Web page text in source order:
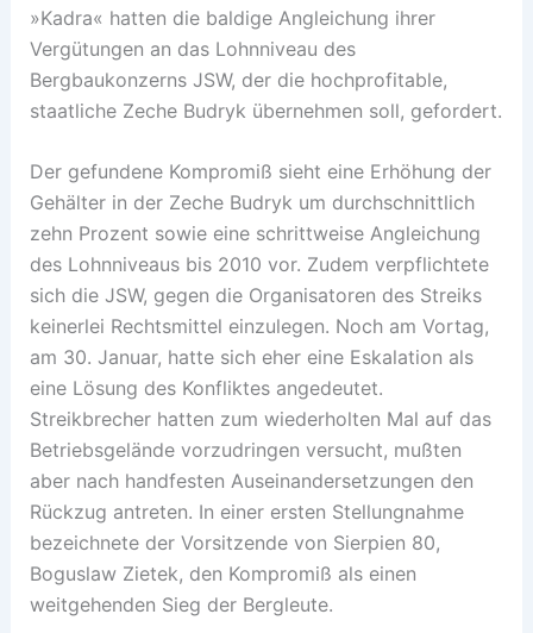
»Kadra« hatten die baldige Angleichung ihrer
Vergütungen an das Lohnniveau des
Bergbaukonzerns JSW, der die hochprofitable,
staatliche Zeche Budryk übernehmen soll, gefordert.
Der gefundene Kompromiß sieht eine Erhöhung der
Gehälter in der Zeche Budryk um durchschnittlich
zehn Prozent sowie eine schrittweise Angleichung
des Lohnniveaus bis 2010 vor. Zudem verpflichtete
sich die JSW, gegen die Organisatoren des Streiks
keinerlei Rechtsmittel einzulegen. Noch am Vortag,
am 30. Januar, hatte sich eher eine Eskalation als
eine Lösung des Konfliktes angedeutet.
Streikbrecher hatten zum wiederholten Mal auf das
Betriebsgelände vorzudringen versucht, mußten
aber nach handfesten Auseinandersetzungen den
Rückzug antreten. In einer ersten Stellungnahme
bezeichnete der Vorsitzende von Sierpien 80,
Boguslaw Zietek, den Kompromiß als einen
weitgehenden Sieg der Bergleute.